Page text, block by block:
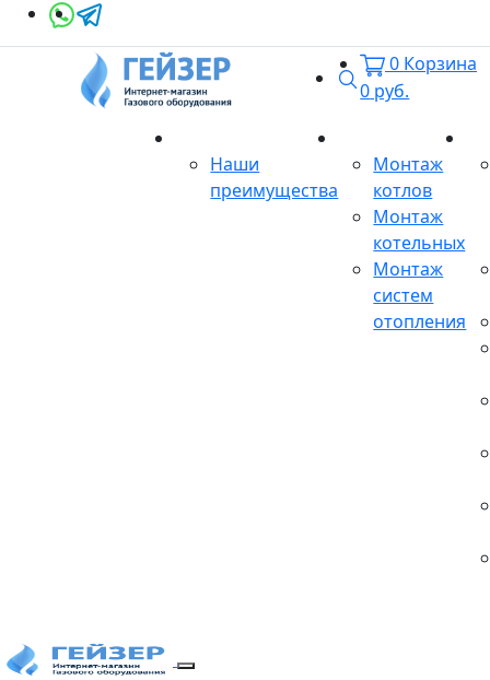
Поиск
0 Корзина
0 руб.
Наши
преимущества
Монтаж
котлов
Монтаж
котельных
Монтаж
систем
отопления